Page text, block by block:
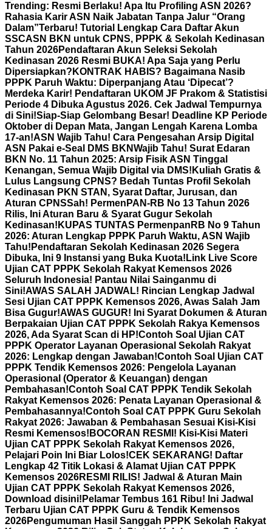
Trending: Resmi Berlaku! Apa Itu Profiling ASN 2026?
Rahasia Karir ASN Naik Jabatan Tanpa Jalur “Orang
Dalam”Terbaru! Tutorial Lengkap Cara Daftar Akun
SSCASN BKN untuk CPNS, PPPK & Sekolah Kedinasan
Tahun 2026Pendaftaran Akun Seleksi Sekolah
Kedinasan 2026 Resmi BUKA! Apa Saja yang Perlu
Dipersiapkan? KONTRAK HABIS? Bagaimana Nasib
PPPK Paruh Waktu: Diperpanjang Atau ‘Dipecat’?
Merdeka Karir! Pendaftaran UKOM JF Prakom & Statistisi
Periode 4 Dibuka Agustus 2026. Cek Jadwal Tempurnya
di Sini!Siap-Siap Gelombang Besar! Deadline KP Periode
Oktober di Depan Mata, Jangan Lengah Karena Lomba
17-an!ASN Wajib Tahu! Cara Pengesahan Arsip Digital
ASN Pakai e-Seal DMS BKNWajib Tahu! Surat Edaran
BKN No. 11 Tahun 2025: Arsip Fisik ASN Tinggal
Kenangan, Semua Wajib Digital via DMS! Kuliah Gratis &
Lulus Langsung CPNS? Bedah Tuntas Profil Sekolah
Kedinasan PKN STAN, Syarat Daftar, Jurusan, dan
Aturan CPNSSah! PermenPAN-RB No 13 Tahun 2026
Rilis, Ini Aturan Baru & Syarat Gugur Sekolah
Kedinasan! KUPAS TUNTAS PermenpanRB No 9 Tahun
2026: Aturan Lengkap PPPK Paruh Waktu, ASN Wajib
Tahu! Pendaftaran Sekolah Kedinasan 2026 Segera
Dibuka, Ini 9 Instansi yang Buka Kuota! Link Live Score
Ujian CAT PPPK Sekolah Rakyat Kemensos 2026
Seluruh Indonesia! Pantau Nilai Sainganmu di
Sini!AWAS SALAH JADWAL! Rincian Lengkap Jadwal
Sesi Ujian CAT PPPK Kemensos 2026, Awas Salah Jam
Bisa Gugur!AWAS GUGUR! Ini Syarat Dokumen & Aturan
Berpakaian Ujian CAT PPPK Sekolah Rakya Kemensos
2026, Ada Syarat Scan di HP!Contoh Soal Ujian CAT
PPPK Operator Layanan Operasional Sekolah Rakyat
2026: Lengkap dengan Jawaban!Contoh Soal Ujian CAT
PPPK Tendik Kemensos 2026: Pengelola Layanan
Operasional (Operator & Keuangan) dengan
Pembahasan!Contoh Soal CAT PPPK Tendik Sekolah
Rakyat Kemensos 2026: Penata Layanan Operasional &
Pembahasannya!Contoh Soal CAT PPPK Guru Sekolah
Rakyat 2026: Jawaban & Pembahasan Sesuai Kisi-Kisi
Resmi Kemensos! BOCORAN RESMI! Kisi-Kisi Materi
Ujian CAT PPPK Sekolah Rakyat Kemensos 2026,
Pelajari Poin Ini Biar Lolos!CEK SEKARANG! Daftar
Lengkap 42 Titik Lokasi & Alamat Ujian CAT PPPK
Kemensos 2026RESMI RILIS! Jadwal & Aturan Main
Ujian CAT PPPK Sekolah Rakyat Kemensos 2026,
Download disini! Pelamar Tembus 161 Ribu! Ini Jadwal
Terbaru Ujian CAT PPPK Guru & Tendik Kemensos
2026Pengumuman Hasil Sanggah PPPK Sekolah Rakyat